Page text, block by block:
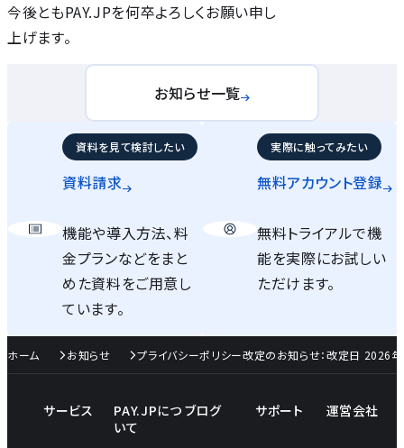
今後ともPAY.JPを何卒よろしくお願い申し
上げます。
お知らせ一覧
資料を見て検討したい
資料請求
機能や導入方法、料
金プランなどをまと
めた資料をご用意し
ています。
実際に触ってみたい
無料アカウント登録
無料トライアルで機
能を実際にお試しい
ただけます。
ホーム お知らせ プライバシーポリシー改定のお知らせ：改定日 2026
サービス
PAY.JPにつ
いて
ブログ サポート 運営会社